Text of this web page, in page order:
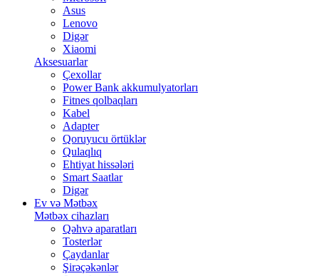
Asus
Lenovo
Digər
Xiaomi
Aksesuarlar
Çexollar
Power Bank akkumulyatorları
Fitnes qolbaqları
Kabel
Adapter
Qoruyucu örtüklər
Qulaqlıq
Ehtiyat hissələri
Smart Saatlar
Digər
Ev və Mətbəx
Mətbəx cihazları
Qəhvə aparatları
Tosterlər
Çaydanlar
Şirəçəkənlər